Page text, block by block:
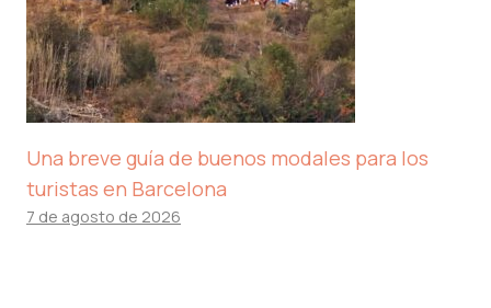
Una breve guía de buenos modales para los
turistas en Barcelona
7 de agosto de 2026